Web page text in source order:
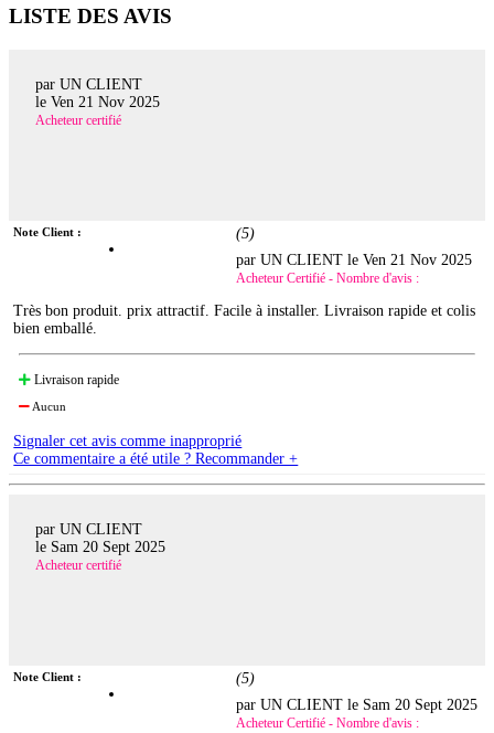
LISTE DES AVIS
par UN CLIENT
le Ven 21 Nov 2025
Acheteur certifié
Note Client : (5)
par UN CLIENT leVen 21 Nov 2025
Acheteur Certifié - Nombre d'avis :
Très bon produit. prix attractif. Facile à installer. Livraison rapide et colis
bien emballé.
Livraison rapide
Aucun
Signaler cet avis comme inapproprié
Ce commentaire a été utile ? Recommander +
par UN CLIENT
le Sam 20 Sept 2025
Acheteur certifié
Note Client : (5)
par UN CLIENT le Sam 20 Sept 2025
Acheteur Certifié - Nombre d'avis :